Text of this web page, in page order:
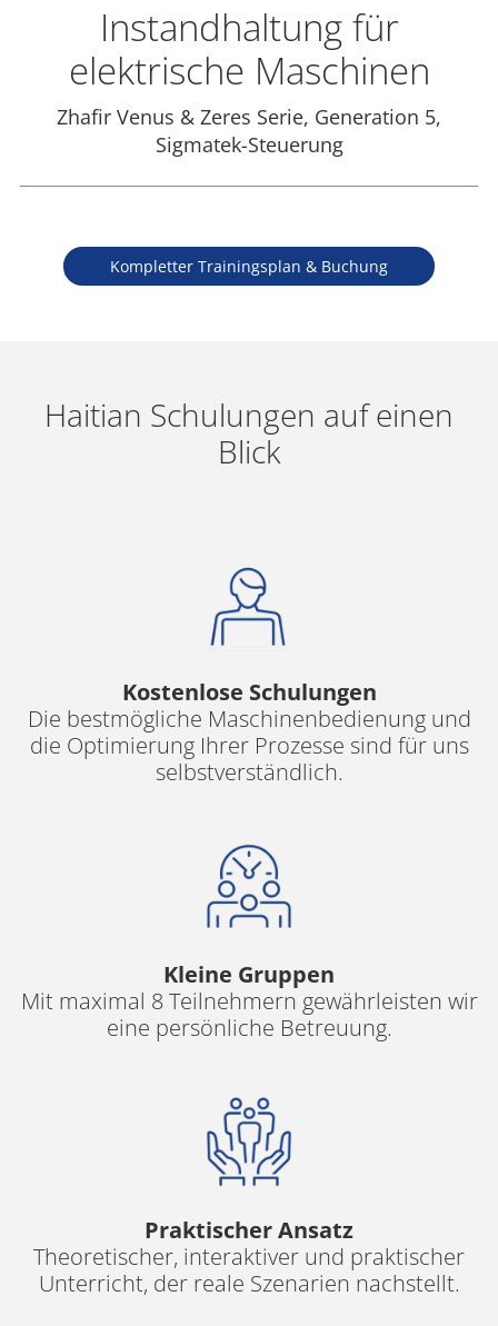
Instandhaltung für
elektrische Maschinen
Zhafir Venus & Zeres Serie, Generation 5,
Sigmatek-Steuerung
Kompletter Trainingsplan & Buchung
Haitian Schulungen auf einen
Blick
Kostenlose Schulungen
Die bestmögliche Maschinenbedienung und
die Optimierung Ihrer Prozesse sind für uns
selbstverständlich.
Kleine Gruppen
Mit maximal 8 Teilnehmern gewährleisten wir
eine persönliche Betreuung.
Praktischer Ansatz
Theoretischer, interaktiver und praktischer
Unterricht, der reale Szenarien nachstellt.